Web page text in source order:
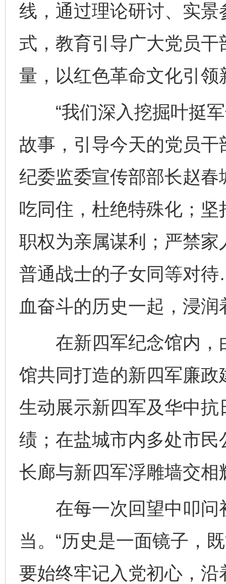
线，通过理论研讨、实
式，教育引导广大党员
量，以红色革命文化引
“我们深入挖掘叶挺军
故事，引导今天的党员干
纪委监委宣传部部长赵
吃同住，杜绝特殊化；
职权为亲属谋利；严禁
普通战士的子女同等对
血奋斗的历史一起，浸
在新四军纪念馆内，
馆共同打造的新四军廉
生动展示新四军及华中
绩；在盐城市内多处市
长廊与新四军浮雕墙交相
在每一次回望中叩问
当。“历史是一面镜子，
要始终牢记入党初心，